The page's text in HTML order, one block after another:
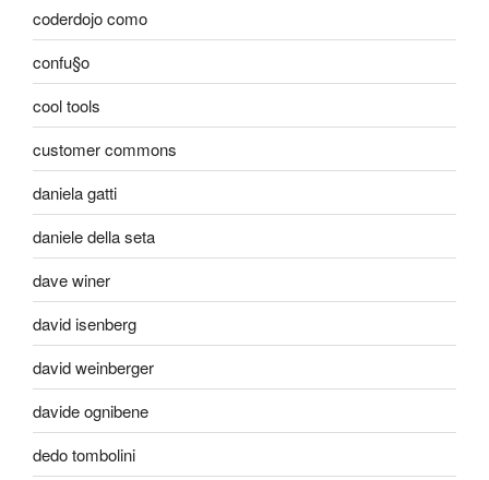
coderdojo como
confu§o
cool tools
customer commons
daniela gatti
daniele della seta
dave winer
david isenberg
david weinberger
davide ognibene
dedo tombolini